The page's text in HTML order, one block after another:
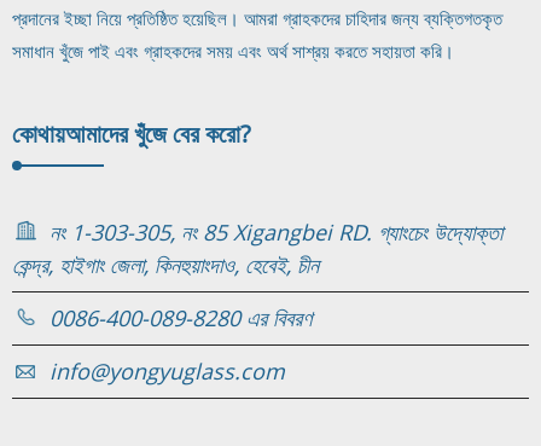
প্রদানের ইচ্ছা নিয়ে প্রতিষ্ঠিত হয়েছিল। আমরা গ্রাহকদের চাহিদার জন্য ব্যক্তিগতকৃত
সমাধান খুঁজে পাই এবং গ্রাহকদের সময় এবং অর্থ সাশ্রয় করতে সহায়তা করি।
কোথায়আমাদের খুঁজে বের করো?
নং 1-303-305, নং 85 Xigangbei RD. গ্যাংচেং উদ্যোক্তা
কেন্দ্র, হাইগাং জেলা, কিনহুয়াংদাও, হেবেই, চীন
0086-400-089-8280 এর বিবরণ
info@yongyuglass.com